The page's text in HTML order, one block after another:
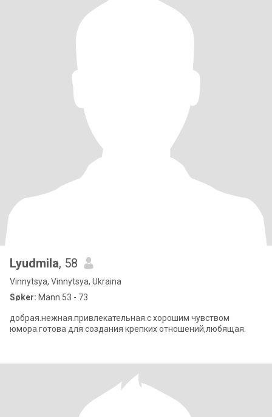
Lyudmila, 58
Vinnytsya, Vinnytsya, Ukraina
Søker: Mann 53 - 73
добрая.нежная.привлекательная.с хорошим чувством
юмора.готова для создания крепких отношений,любящая.